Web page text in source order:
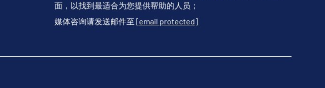
面，以找到最适合为您提供帮助的人员；
媒体咨询请发送邮件至 [email protected]